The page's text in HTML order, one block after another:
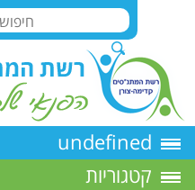
undefined
קטגוריות